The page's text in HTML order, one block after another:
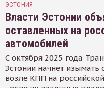
ЭСТОНИЯ
Власти Эстонии
оставленных на
автомобилей
С октября 2025 года
Эстонии начнет
возле КПП на